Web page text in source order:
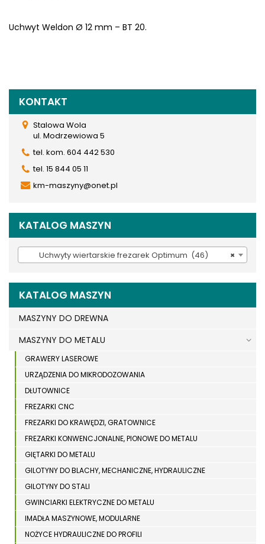
Uchwyt Weldon Ø 12 mm – BT 20.
KONTAKT
Stalowa Wola
ul. Modrzewiowa 5
tel. kom. 604 442 530
tel. 15 844 05 11
km-maszyny@onet.pl
KATALOG MASZYN
×
Uchwyty wiertarskie frezarek Optimum (46)
KATALOG MASZYN
MASZYNY DO DREWNA
MASZYNY DO METALU
GRAWERY LASEROWE
URZĄDZENIA DO MIKRODOZOWANIA
DŁUTOWNICE
FREZARKI CNC
FREZARKI DO KRAWĘDZI, GRATOWNICE
FREZARKI KONWENCJONALNE, PIONOWE DO METALU
GIĘTARKI DO METALU
GILOTYNY DO BLACHY, MECHANICZNE, HYDRAULICZNE
GILOTYNY DO STALI
GWINCIARKI ELEKTRYCZNE DO METALU
IMADŁA MASZYNOWE, MODULARNE
NOŻYCE HYDRAULICZNE DO PROFILI